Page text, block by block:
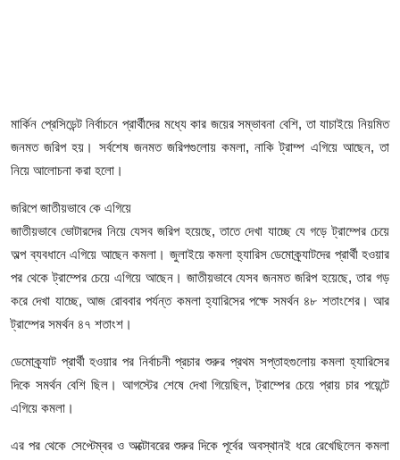
সিলেট বিভাগ
রংপুর বিভাগ
আইনি পরামর্শের
চাকরি
মার্কিন প্রেসিডেন্ট নির্বাচনে প্রার্থীদের মধ্যে কার জয়ের সম্ভাবনা বেশি, তা যাচাইয়ে নিয়মিত
জনমত জরিপ হয়। সর্বশেষ জনমত জরিপগুলোয় কমলা, নাকি ট্রাম্প এগিয়ে আছেন, তা
নিয়ে আলোচনা করা হলো।
জরিপে জাতীয়ভাবে কে এগিয়ে
জাতীয়ভাবে ভোটারদের নিয়ে যেসব জরিপ হয়েছে, তাতে দেখা যাচ্ছে যে গড়ে ট্রাম্পের চেয়ে
অল্প ব্যবধানে এগিয়ে আছেন কমলা। জুলাইয়ে কমলা হ্যারিস ডেমোক্র্যাটদের প্রার্থী হওয়ার
পর থেকে ট্রাম্পের চেয়ে এগিয়ে আছেন। জাতীয়ভাবে যেসব জনমত জরিপ হয়েছে, তার গড়
করে দেখা যাচ্ছে, আজ রোববার পর্যন্ত কমলা হ্যারিসের পক্ষে সমর্থন ৪৮ শতাংশের। আর
ট্রাম্পের সমর্থন ৪৭ শতাংশ।
ডেমোক্র্যাট প্রার্থী হওয়ার পর নির্বাচনী প্রচার শুরুর প্রথম সপ্তাহগুলোয় কমলা হ্যারিসের
দিকে সমর্থন বেশি ছিল। আগস্টের শেষে দেখা গিয়েছিল, ট্রাম্পের চেয়ে প্রায় চার পয়েন্টে
এগিয়ে কমলা।
এর পর থেকে সেপ্টেম্বর ও অক্টোবরের শুরুর দিকে পূর্বের অবস্থানই ধরে রেখেছিলেন কমলা